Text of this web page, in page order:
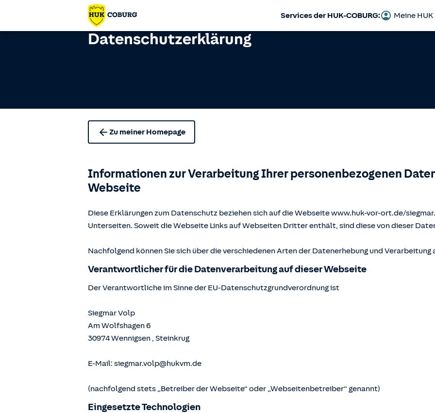
Services der HUK-COBURG: Meine HUK
Datenschutzerklärung
Zu meiner Homepage
Informationen zur Verarbeitung Ihrer personenbezogenen
Webseite
Diese Erklärungen zum Datenschutz beziehen sich auf die Webseite www.huk-vor-ort.de/
Unterseiten. Soweit die Webseite Links auf Webseiten Dritter enthält, sind diese von dieser
Nachfolgend können Sie sich über die verschiedenen Arten der Datenerhebung und
Verantwortlicher für die Datenverarbeitung auf dieser Webseite
Der Verantwortliche im Sinne der EU-Datenschutzgrundverordnung ist
Siegmar Volp
Am Wolfshagen 6
30974Wennigsen , Steinkrug
E-Mail: siegmar.volp@hukvm.de
(nachfolgend stets „Betreiber der Webseite“ oder „Webseitenbetreiber“ genannt)
Eingesetzte Technologien